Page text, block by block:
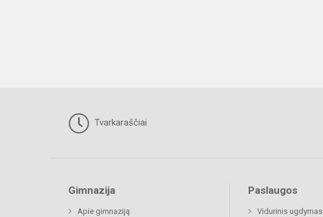
Tvarkaraščiai
Gimnazija
Apie gimnaziją
Paslaugos
Vidurinis ugdymas